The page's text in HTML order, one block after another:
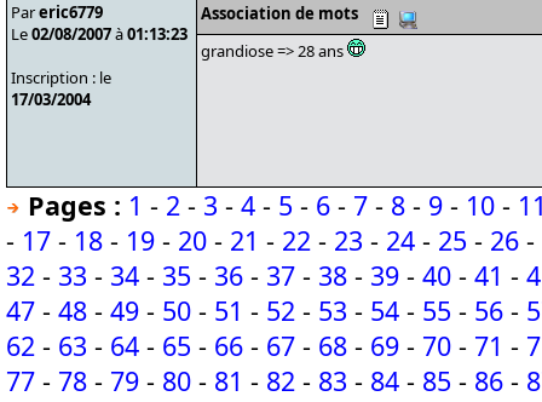
Pareric6779
Le02/08/2007à01:13:23
Inscription : le
17/03/2004
Association de mots
grandiose => 28 ans
Pages : 1 - 2 - 3 - 4 - 5 - 6 - 7 - 8 - 9 - 10 -
- 17 - 18 - 19 - 20 - 21 - 22 - 23 - 24 - 25 - 26 -
32 - 33 - 34 - 35 - 36 - 37 - 38 - 39 - 40 - 41 -
47 - 48 - 49 - 50 - 51 - 52 - 53 - 54 - 55 - 56 -
62 - 63 - 64 - 65 - 66 - 67 - 68 - 69 - 70 - 71 -
77 - 78 - 79 - 80 - 81 - 82 - 83 - 84 - 85 - 86 -